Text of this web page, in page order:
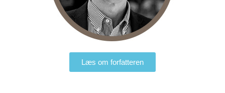
Læs om forfatteren